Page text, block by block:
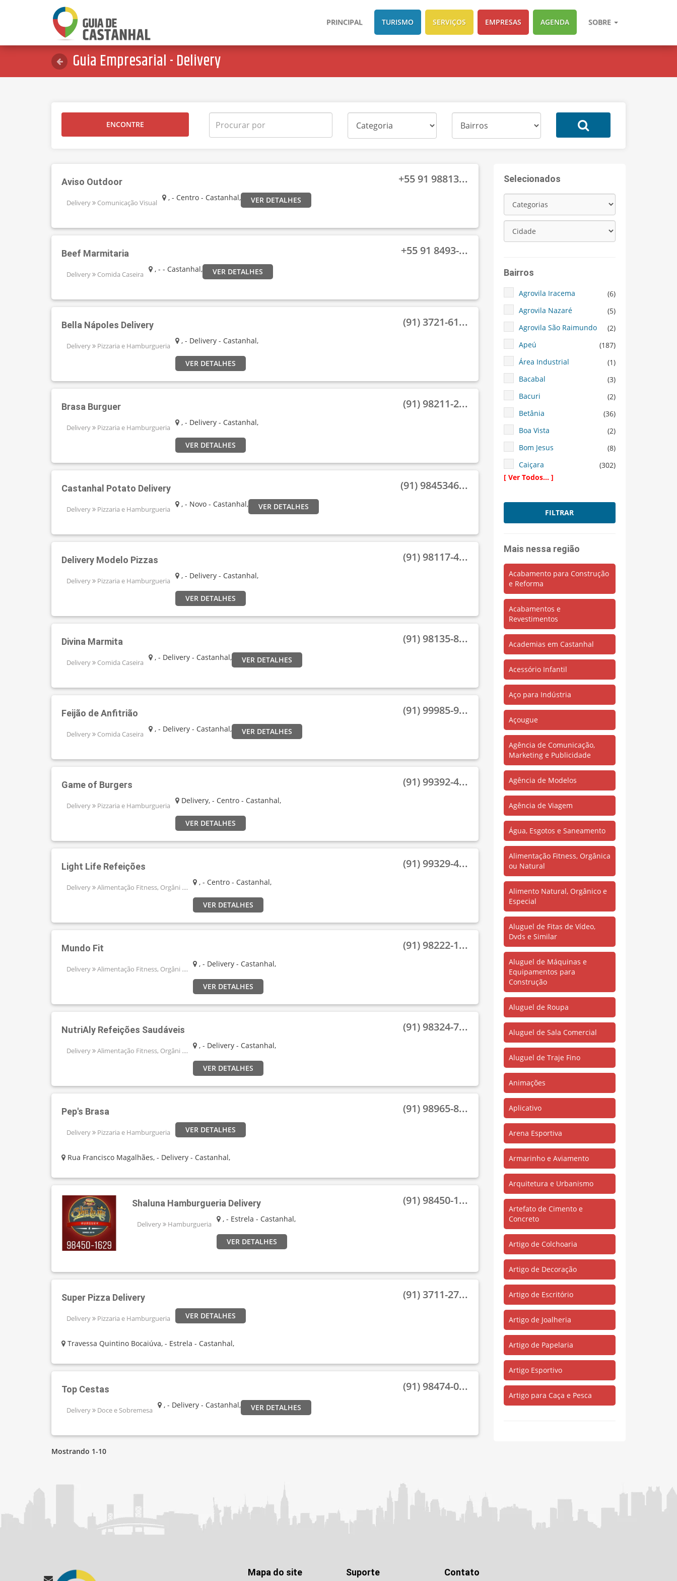
PRINCIPAL TURISMO SERVIÇOS EMPRESAS AGENDA SOBRE
Guia Empresarial - Delivery
ENCONTRE
Aviso Outdoor
Delivery Comunicação Visual
, - Centro - Castanhal, VER DETALHES
+55 91 98813...
Beef Marmitaria
Delivery Comida Caseira
, - - Castanhal, VER DETALHES
+55 91 8493-...
Bella Nápoles Delivery
Delivery Pizzaria e Hamburgueria
, - Delivery - Castanhal,
VER DETALHES
(91) 3721-61...
Brasa Burguer
Delivery Pizzaria e Hamburgueria
, - Delivery - Castanhal,
VER DETALHES
(91) 98211-2...
Castanhal Potato Delivery
Delivery Pizzaria e Hamburgueria
, - Novo - Castanhal, VER DETALHES
(91) 9845346...
Delivery Modelo Pizzas
Delivery Pizzaria e Hamburgueria
, - Delivery - Castanhal,
VER DETALHES
(91) 98117-4...
Divina Marmita
Delivery Comida Caseira
, - Delivery - Castanhal, VER DETALHES
(91) 98135-8...
Feijão de Anfitrião
Delivery Comida Caseira
, - Delivery - Castanhal, VER DETALHES
(91) 99985-9...
Game of Burgers
Delivery Pizzaria e Hamburgueria
Delivery, - Centro - Castanhal,
VER DETALHES
(91) 99392-4...
Light Life Refeições
Delivery Alimentação Fitness, Orgâni ....
, - Centro - Castanhal,
VER DETALHES
(91) 99329-4...
Mundo Fit
Delivery Alimentação Fitness, Orgâni ....
, - Delivery - Castanhal,
VER DETALHES
(91) 98222-1...
NutriAly Refeições Saudáveis
Delivery Alimentação Fitness, Orgâni ....
, - Delivery - Castanhal,
VER DETALHES
(91) 98324-7...
Pep's Brasa
Delivery Pizzaria e Hamburgueria
Rua Francisco Magalhães, - Delivery - Castanhal,
VER DETALHES
(91) 98965-8...
Shaluna Hamburgueria Delivery
Delivery Hamburgueria
, - Estrela - Castanhal,
VER DETALHES
(91) 98450-1...
Super Pizza Delivery
Delivery Pizzaria e Hamburgueria
Travessa Quintino Bocaiúva, - Estrela - Castanhal,
VER DETALHES
(91) 3711-27...
Top Cestas
Delivery Doce e Sobremesa
, - Delivery - Castanhal, VER DETALHES
(91) 98474-0...
Mostrando 1-10
Selecionados
Bairros
Agrovila Iracema
(6)
Agrovila Nazaré
(5)
Agrovila São Raimundo
(2)
Apeú
(187)
Área Industrial
(1)
Bacabal
(3)
Bacuri
(2)
Betânia
(36)
Boa Vista
(2)
Bom Jesus
(8)
Caiçara
(302)
Calucia
Centro
(5)
Cristo Redentor
Delivery
(41)
Estrela
Fonte Boa
(100)
Guia Médico
(5)
Heliolândia
Ianetama
(732)
Imperador
(75)
Imperial
(4)
Itaqui
Jaderlândia
(212)
Jardim Castanhal
(4)
José de Alencar
(2)
Km 07
(1)
Km 76 Br316
(4)
Macapazinho
(2)
Nova Olinda
(707)
Novo
(4)
Novo Estrela
PA-136
(1)
Pacuquara
Pantanal
Pirapora
(254)
Propira
(1)
Rouxinol
Sales Jardim
(6)
Salgadinho
(23)
Santa Catarina
Santa Helena
(8)
Santa Lídia
(254)
São João Batista
São José
(97)
Saudade I
(294)
Saudade II
Titanlândia
(80)
Tókio
Três de Outubro
(8)
Vila Corrente do Apéu
(1)
Zona Rural
[ Ver Todos... ]
FILTRAR
Mais nessa região
Acabamento para Construção
e Reforma
Acabamentos e
Revestimentos
Academias em Castanhal
Acessório Infantil
Aço para Indústria
Açougue
Agência de Comunicação,
Marketing e Publicidade
Agência de Modelos
Agência de Viagem
Água, Esgotos e Saneamento
Alimentação Fitness, Orgânica
ou Natural
Alimento Natural, Orgânico e
Especial
Aluguel de Fitas de Vídeo,
Dvds e Similar
Aluguel de Máquinas e
Equipamentos para
Construção
Aluguel de Roupa
Aluguel de Sala Comercial
Aluguel de Traje Fino
Animações
Aplicativo
Arena Esportiva
Armarinho e Aviamento
Arquitetura e Urbanismo
Artefato de Cimento e
Concreto
Artigo de Colchoaria
Artigo de Decoração
Artigo de Escritório
Artigo de Joalheria
Artigo de Papelaria
Artigo Esportivo
Artigo para Caça e Pesca
Mapa do site Suporte Contato